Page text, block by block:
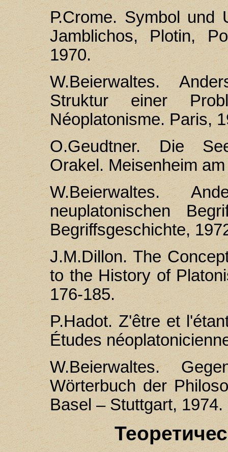
Р.Crоme. Symbol und
Jamblichos, Plotin,
1970.
W.Beierwaltes.
Struktur einer
Néoplatonisme. Paris,
О.Geudtner. Die
Orakel. Meisenheim
W.Beierwaltes.
neuplatonischen
Begriffsgeschichte,
J.M.Dillon. The
to the History of
176-185.
P.Hadot. Z'être et
Études
W.Beierwaltes.
Wörterbuch der
Basel – Stuttgart, 1974.